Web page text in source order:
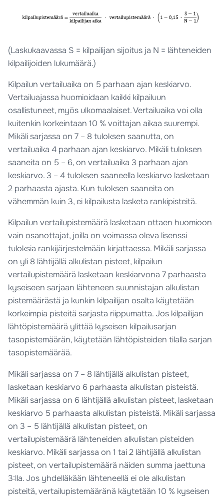
(Laskukaavassa S = kilpailijan sijoitus ja N = lähteneiden
kilpailijoiden lukumäärä.)
Kilpailun vertailuaika on 5 parhaan ajan keskiarvo.
Vertailuajassa huomioidaan kaikki kilpailuun
osallistuneet, myös ulkomaalaiset. Vertailuaika voi olla
kuitenkin korkeintaan 10 % voittajan aikaa suurempi.
Mikäli sarjassa on 7 – 8 tuloksen saanutta, on
vertailuaika 4 parhaan ajan keskiarvo. Mikäli tuloksen
saaneita on 5 – 6, on vertailuaika 3 parhaan ajan
keskiarvo. 3 – 4 tuloksen saaneella keskiarvo lasketaan
2 parhaasta ajasta. Kun tuloksen saaneita on
vähemmän kuin 3, ei kilpailusta lasketa rankipisteitä.
Kilpailun vertailupistemäärä lasketaan ottaen huomioon
vain osanottajat, joilla on voimassa oleva lisenssi
tuloksia rankijärjestelmään kirjattaessa. Mikäli sarjassa
on yli 8 lähtijällä alkulistan pisteet, kilpailun
vertailupistemäärä lasketaan keskiarvona 7 parhaasta
kyseiseen sarjaan lähteneen suunnistajan alkulistan
pistemäärästä ja kunkin kilpailijan osalta käytetään
korkeimpia pisteitä sarjasta riippumatta. Jos kilpailijan
lähtöpistemäärä ylittää kyseisen kilpailusarjan
tasopistemäärän, käytetään lähtöpisteiden tilalla sarjan
tasopistemäärää.
Mikäli sarjassa on 7 – 8 lähtijällä alkulistan pisteet,
lasketaan keskiarvo 6 parhaasta alkulistan pisteistä.
Mikäli sarjassa on 6 lähtijällä alkulistan pisteet, lasketaan
keskiarvo 5 parhaasta alkulistan pisteistä. Mikäli sarjassa
on 3 – 5 lähtijällä alkulistan pisteet, on
vertailupistemäärä lähteneiden alkulistan pisteiden
keskiarvo. Mikäli sarjassa on 1 tai 2 lähtijällä alkulistan
pisteet, on vertailupistemäärä näiden summa jaettuna
3:lla. Jos yhdelläkään lähteneellä ei ole alkulistan
pisteitä, vertailupistemääränä käytetään 10 % kyseisen